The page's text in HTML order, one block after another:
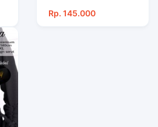
Rp. 145.000